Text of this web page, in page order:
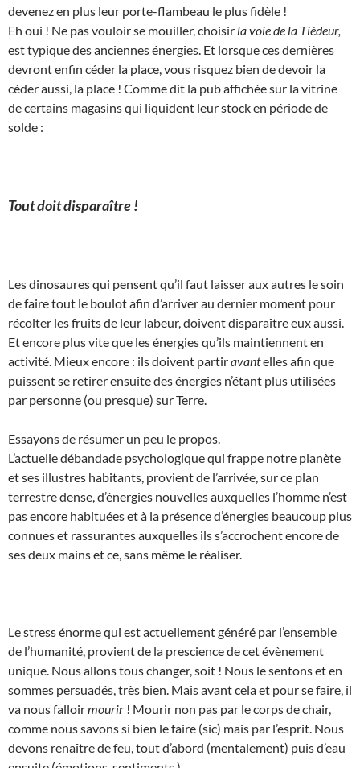
devenez en plus leur porte-flambeau le plus fidèle !
Eh oui ! Ne pas vouloir se mouiller, choisir la voie de la Tiédeur,
est typique des anciennes énergies. Et lorsque ces dernières
devront enfin céder la place, vous risquez bien de devoir la
céder aussi, la place ! Comme dit la pub affichée sur la vitrine
de certains magasins qui liquident leur stock en période de
solde :
Tout doit disparaître !
Les dinosaures qui pensent qu’il faut laisser aux autres le soin
de faire tout le boulot afin d’arriver au dernier moment pour
récolter les fruits de leur labeur, doivent disparaître eux aussi.
Et encore plus vite que les énergies qu’ils maintiennent en
activité. Mieux encore : ils doivent partiravantelles afin que
puissent se retirer ensuite des énergies n’étant plus utilisées
par personne (ou presque) sur Terre.
Essayons de résumer un peu le propos.
L’actuelle débandade psychologique qui frappe notre planète
et ses illustres habitants, provient de l’arrivée, sur ce plan
terrestre dense, d’énergies nouvelles auxquelles l’homme n’est
pas encore habituées et à la présence d’énergies beaucoup plus
connues et rassurantes auxquelles ils s’accrochent encore de
ses deux mains et ce, sans même le réaliser.
Le stress énorme qui est actuellement généré par l’ensemble
de l’humanité, provient de la prescience de cet évènement
unique. Nous allons tous changer, soit ! Nous le sentons et en
sommes persuadés, très bien. Mais avant cela et pour se faire, il
va nous falloirmourir ! Mourir non pas par le corps de chair,
comme nous savons si bien le faire (sic) mais par l’esprit. Nous
devons renaître de feu, tout d’abord (mentalement) puis d’eau